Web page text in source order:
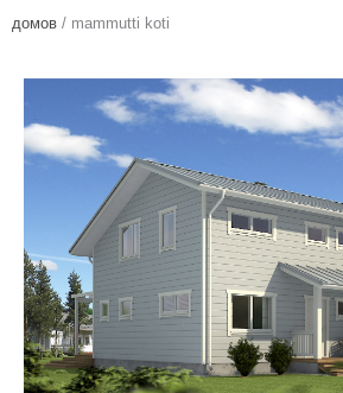
домов / mammutti koti